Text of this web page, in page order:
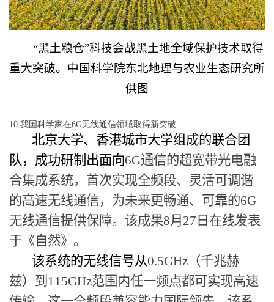
“黑土粮仓”科技会战黑土地全域保护技术取得
重大突破。中国科学院东北地理与农业生态研究所
供图
10.我国科学家在6G无线通信领域取得新突破
北京大学、香港城市大学组成的联合团
队，成功研制出面向6G通信的超宽带光电融
合集成系统，首次实现全频段、灵活可调谐
的高速无线通信，为未来更畅通、可靠的6G
无线通信提供保障。该成果8月 27 日在线发表
于《自然》。
该系统的无线信号从0.5GHz （千兆赫
兹）到 115GHz范围内任一频点都可实现高速